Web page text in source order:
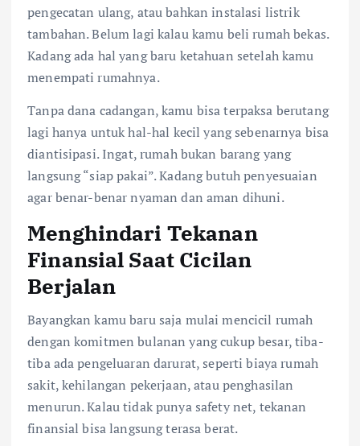
pengecatan ulang, atau bahkan instalasi listrik
tambahan. Belum lagi kalau kamu beli rumah bekas.
Kadang ada hal yang baru ketahuan setelah kamu
menempati rumahnya.
Tanpa dana cadangan, kamu bisa terpaksa berutang
lagi hanya untuk hal-hal kecil yang sebenarnya bisa
diantisipasi. Ingat, rumah bukan barang yang
langsung “siap pakai”. Kadang butuh penyesuaian
agar benar-benar nyaman dan aman dihuni.
Menghindari Tekanan
Finansial Saat Cicilan
Berjalan
Bayangkan kamu baru saja mulai mencicil rumah
dengan komitmen bulanan yang cukup besar, tiba-
tiba ada pengeluaran darurat, seperti biaya rumah
sakit, kehilangan pekerjaan, atau penghasilan
menurun. Kalau tidak punya safety net, tekanan
finansial bisa langsung terasa berat.